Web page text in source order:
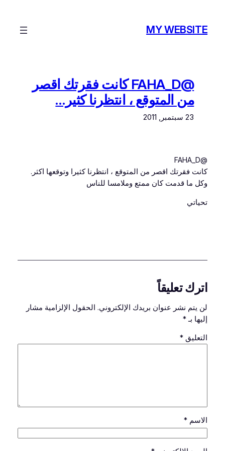
المحتوى
MY WEBSITE
@FAHA_D كانت فقرتك اقصر
من المتوقع ، انتظرنا كثير…
23 سبتمبر, 2011
@FAHA_D
كانت فقرتك اقصر من المتوقع ، انتظرنا كثيرا وتوقعها اكثر.
وكل ما قدمت كان ممتع وملامسا للناس
تحياتي
اترك تعليقاً
لن يتم نشر عنوان بريدك الإلكتروني. الحقول الإلزامية مشار
إليها بـ*
التعليق *
الاسم *